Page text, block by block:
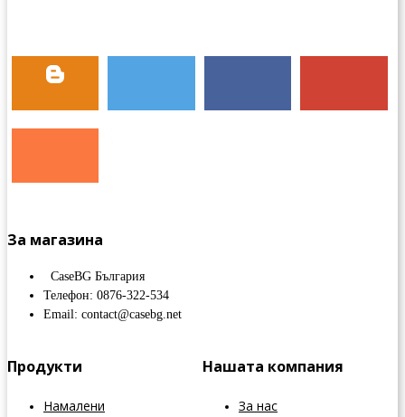
За магазина
CaseBG България
Телефон: 0876-322-534
Email: contact@casebg.net
Продукти
Намалени
Нашата компания
За нас